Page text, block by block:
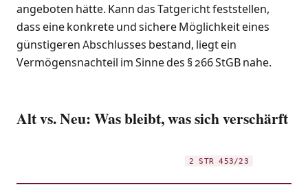
angeboten hätte. Kann das Tatgericht feststellen,
dass eine konkrete und sichere Möglichkeit eines
günstigeren Abschlusses bestand, liegt ein
Vermögensnachteil im Sinne des § 266 StGB nahe.
Alt vs. Neu: Was bleibt, was sich verschärft
2 STR 453/23